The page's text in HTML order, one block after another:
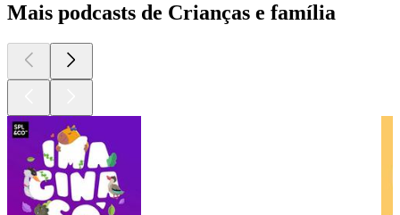
Mais podcasts de Crianças e família